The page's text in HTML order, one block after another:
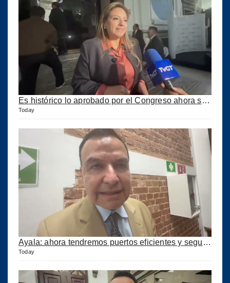
Today
Ayala: ahora tendremos puertos eficientes y seguros con esta ley aprobada
Today